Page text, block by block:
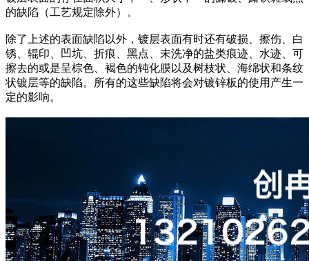
的缺陷（工艺规定除外）。
除了上述的表面缺陷以外，镀层表面有时还有破损、擦伤、白
锈、辊印、凹坑、折痕、黑点、未洗净的盐类痕迹、水迹、可
擦去的或是呈棕色、褐色的钝化膜以及树枝状、海绵状和条纹
状镀层等的缺陷。所有的这些缺陷将会对镀锌板的使用产生一
定的影响。